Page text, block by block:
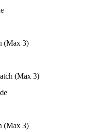
(Max 3)
(Max 3)
(Max 3)